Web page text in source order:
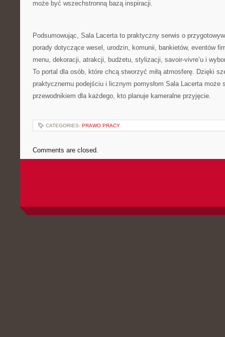
może być wszechstronną bazą inspiracji.
Podsumowując, Sala Lacerta to praktyczny serwis o
porady dotyczące wesel, urodzin, komunii, bankietów, eventów
menu, dekoracji, atrakcji, budżetu, stylizacji, savoir-vivre’u i
To portal dla osób, które chcą stworzyć miłą atmosferę. Dzięki
praktycznemu podejściu i licznym pomysłom Sala Lacerta może
przewodnikiem dla każdego, kto planuje kameralne przyjęcie.
CATEGORIES: PRAWO PRACY
Comments are closed.